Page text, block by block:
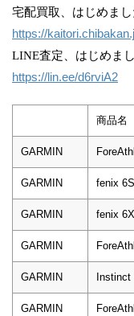
宅配買取、はじめまし
https://
LINE査定、はじめまし
https://lin.ee/d6rviA2
商品名
GARMIN
GARMIN fenix 6S
GARMIN fenix 6X
GARMIN
GARMIN Instinct
GARMIN